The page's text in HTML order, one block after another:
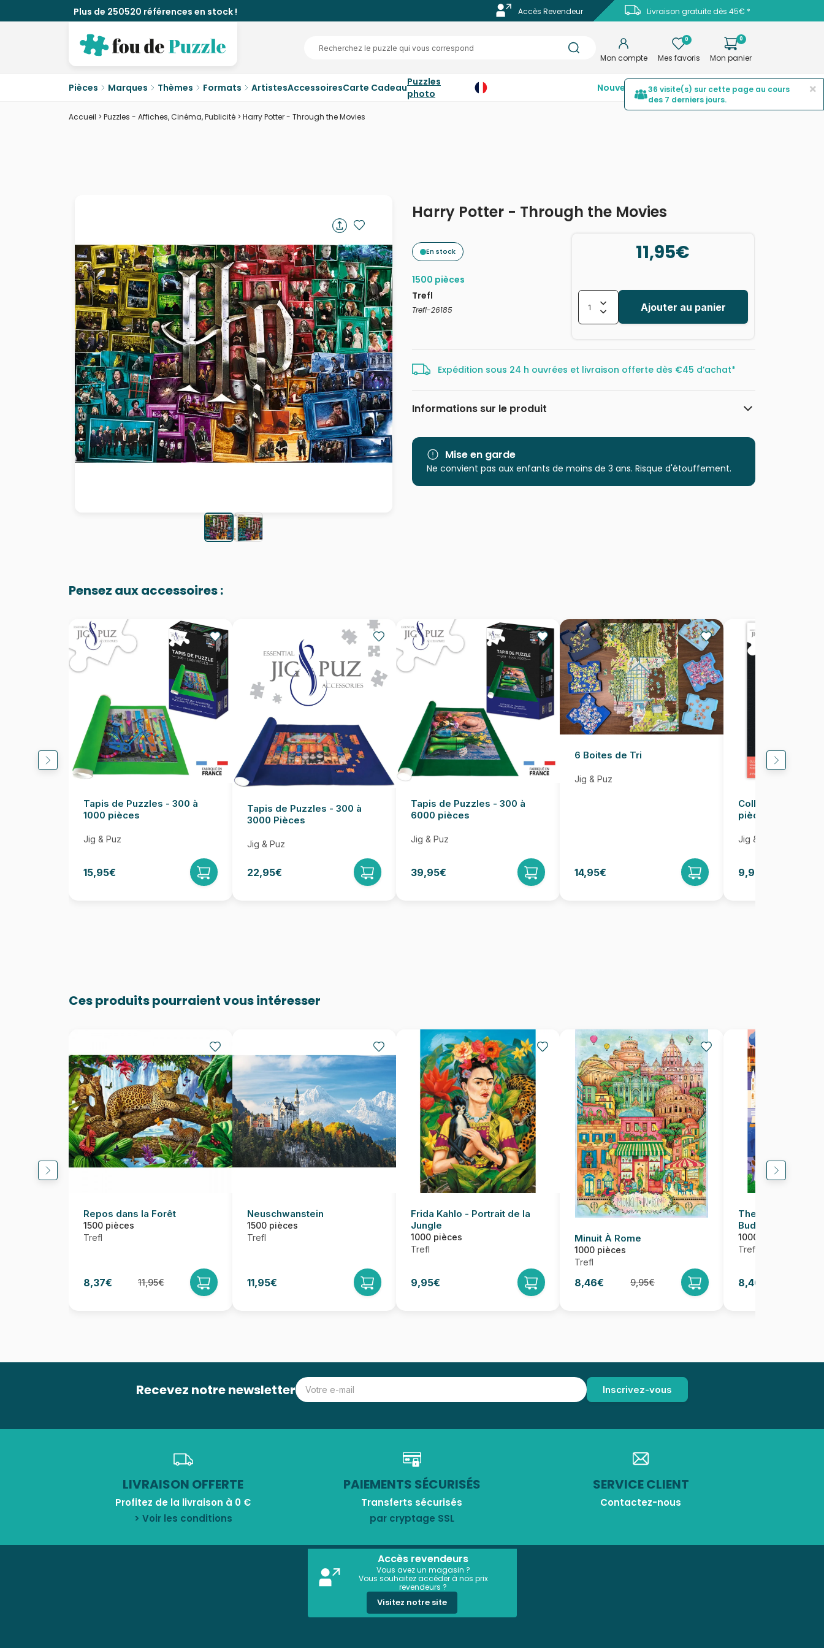
Plus de 250520 références en stock ! Livraison gratuite dès 45€ *
Accès Revendeur
Mon compte
0
Mes favoris
0
Mon panier
Pièces Marques Thèmes Formats ArtistesAccessoiresCarte CadeauPuzzles
photo
NouveautésTop ventesPromotions
Accueil > Puzzles - Affiches, Cinéma, Publicité > Harry Potter - Through the Movies
Harry Potter - Through the Movies
En stock
1500 pièces
Trefl
Trefl-26185
11,95€
Ajouter au panier
Expédition sous 24 h ouvrées et livraison offerte dès €45 d’achat*
Informations sur le produit
Catégorie
Age
Puzzle pour Adultes (500 à 48.000
pièces)
Mise en garde
Ne convient pas aux enfants de moins de 3 ans. Risque d'étouffement.
Pensez aux accessoires :
Tapis de Puzzles - 300 à
1000 pièces
Jig & Puz
15,95€
Tapis de Puzzles - 300 à
3000 Pièces
Jig & Puz
22,95€
Tapis de Puzzles - 300 à
6000 pièces
Jig & Puz
39,95€
6 Boites de Tri
Jig & Puz
14,95€
Colle pour Puzzle
pièces
Jig & Puz
9,95€
Ces produits pourraient vous intéresser
Repos dans la Forêt
1500 pièces
Trefl
8,37€ 11,95€
Neuschwanstein
1500 pièces
Trefl
11,95€
Frida Kahlo - Portrait de la
Jungle
1000 pièces
Trefl
9,95€
Minuit À Rome
1000 pièces
Trefl
8,46€ 9,95€
The Art of Colour
Budapest, Hongrie
1000 pièces
Trefl
8,46€
Recevez notre newsletter
LIVRAISON OFFERTE
Profitez de la livraison à 0 €
> Voir les conditions
PAIEMENTS SÉCURISÉS
Transferts sécurisés
par cryptage SSL
SERVICE CLIENT
Contactez-nous
Accès revendeurs
Vous avez un magasin ?
Vous souhaitez accéder à nos prix
revendeurs ?
Visitez notre site
×
36 visite(s) sur cette page au cours
des 7 derniers jours.